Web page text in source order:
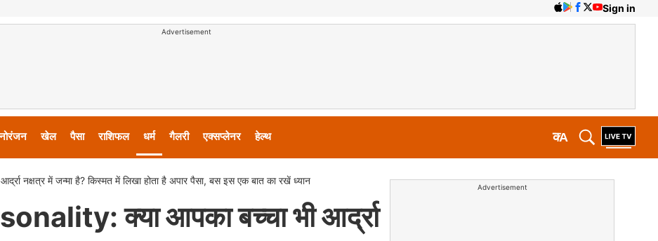
Sign in
Advertisement
खेल पैसा राशिफल धर्म गैलरी एक्सप्लेनर हेल्थ A
क
नक्षत्र में जन्मा है? किस्मत में लिखा होता है अपार पैसा, बस इस एक बात का रखें ध्यान
क्या आपका बच्चा भी आर्द्रा
Advertisement